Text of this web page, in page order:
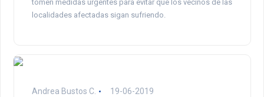
tomen medidas urgentes para evitar que los vecinos de las
localidades afectadas sigan sufriendo.
Andrea Bustos C. 19-06-2019